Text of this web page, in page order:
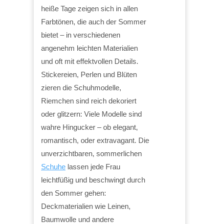
heiße Tage zeigen sich in allen
Farbtönen, die auch der Sommer
bietet – in verschiedenen
angenehm leichten Materialien
und oft mit effektvollen Details.
Stickereien, Perlen und Blüten
zieren die Schuhmodelle,
Riemchen sind reich dekoriert
oder glitzern: Viele Modelle sind
wahre Hingucker – ob elegant,
romantisch, oder extravagant. Die
unverzichtbaren, sommerlichen
Schuhe lassen jede Frau
leichtfüßig und beschwingt durch
den Sommer gehen:
Deckmaterialien wie Leinen,
Baumwolle und andere